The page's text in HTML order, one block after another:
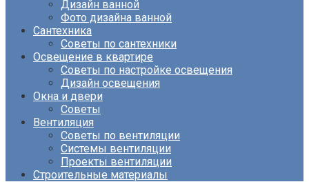
Дизайн ванной
Фото дизайна ванной
Сантехника
Советы по сантехники
Освещение в квартире
Советы по настройке освещения
Дизайн освещения
Окна и двери
Советы
Вентиляция
Советы по вентиляции
Системы вентиляции
Проекты вентиляции
Строительные материалы